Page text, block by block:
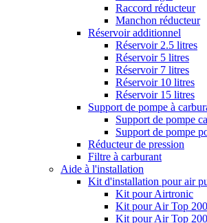
Raccord réducteur
Manchon réducteur
Réservoir additionnel
Réservoir 2.5 litres
Réservoir 5 litres
Réservoir 7 litres
Réservoir 10 litres
Réservoir 15 litres
Support de pompe à
Support de pompe
Support de pompe
Réducteur de pression
Filtre à carburant
Aide à l'installation
Kit d'installation pour air
Kit pour Airtronic
Kit pour Air Top
Kit pour Air Top